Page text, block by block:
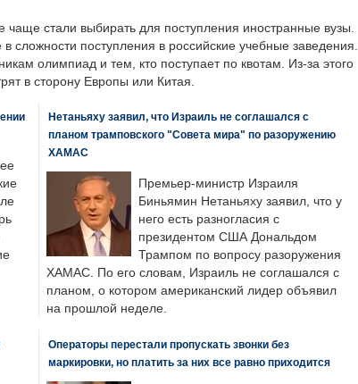
чаще стали выбирать для поступления иностранные вузы.
в сложности поступления в российские учебные заведения.
олимпиад и тем, кто поступает по квотам. Из-за этого
в сторону Европы или Китая.
Нетаньяху заявил, что Израиль не соглашался с
планом трамповского "Совета мира" по разоружению
ХАМАС
Премьер-министр Израиля
Биньямин Нетаньяху заявил, что у
него есть разногласия с
президентом США Дональдом
Трампом по вопросу разоружения
ХАМАС. По его словам, Израиль не соглашался с
планом, о котором американский лидер объявил
на прошлой неделе.
Операторы перестали пропускать звонки без
маркировки, но платить за них все равно приходится